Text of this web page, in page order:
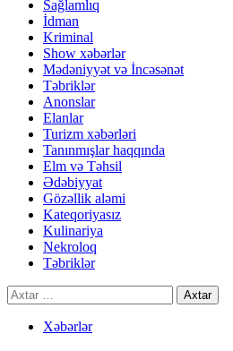
Sağlamlıq
İdman
Kriminal
Show xəbərlər
Mədəniyyət və İncəsənət
Təbriklər
Anonslar
Elanlar
Turizm xəbərləri
Tanınmışlar haqqında
Elm və Təhsil
Ədəbiyyat
Gözəllik aləmi
Kateqoriyasız
Kulinariya
Nekroloq
Təbriklər
Axtarış:
Xəbərlər